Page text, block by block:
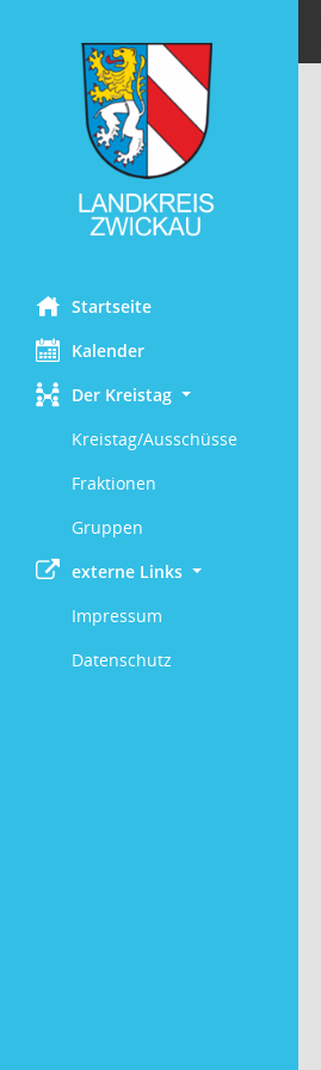
Startseite
Kalender
Der Kreistag
Kreistag/Ausschüsse
Fraktionen
Gruppen
externe Links
Impressum
Datenschutz